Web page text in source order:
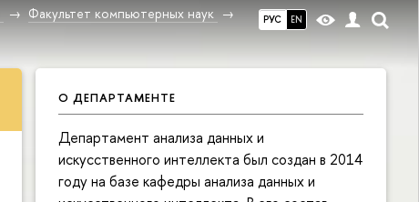
РУС EN
Факультет компьютерных наук
О ДЕПАРТАМЕНТЕ
Департамент анализа данных и
искусственного интеллекта был создан в 2014
году на базе кафедры анализа данных и